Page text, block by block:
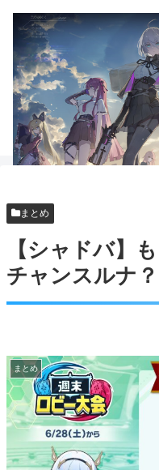
まとめ
【シャドバ】
チャンスルナ？
まとめ